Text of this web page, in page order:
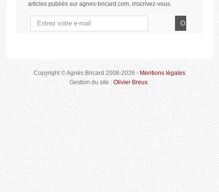
articles publiés sur agnes-bricard.com, inscrivez-vous.
Copyright © Agnès Bricard 2008-2026 - Mentions légales
Gestion du site :Olivier Breux.